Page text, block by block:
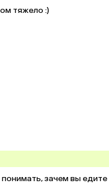
тяжело :)
зачем вы